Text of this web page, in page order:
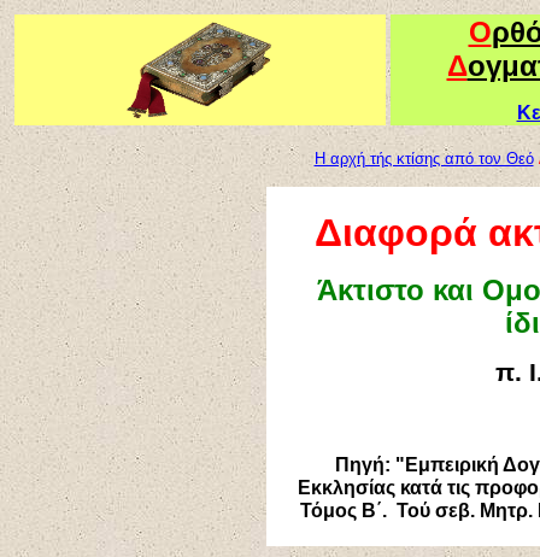
Ο
Δ
Η αρχή τής κτίσης από τον Θεό
Διαφορά
Άκτιστο και
π.
Πηγή: "Εμπειρική
Εκκλησίας κατά τις
Τόμος Β΄. Τού σεβ. Μητρ.